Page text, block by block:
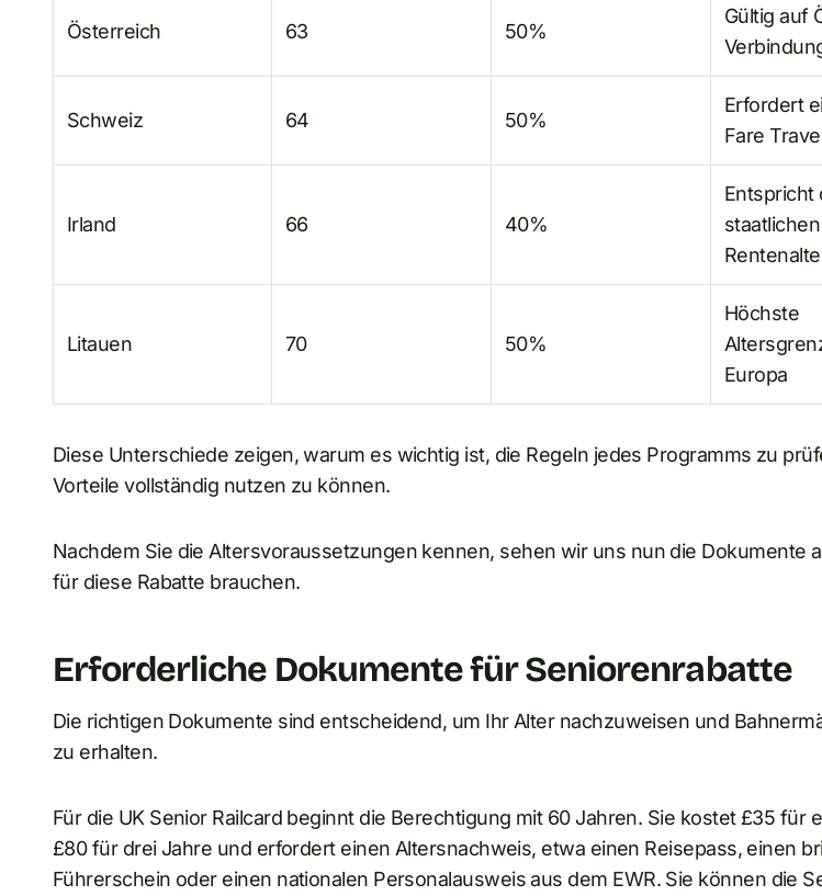
Österreich 63 50%
Gültig auf
Schweiz 64 50%
Erfordert
Fare
Irland 66 40%
Entspricht
staatlichen
Litauen 70 50%
Höchste
Europa
Diese Unterschiede zeigen, warum es wichtig ist, die Regeln jedes Programms zu
Vorteile vollständig nutzen zu können.
Nachdem Sie die Altersvoraussetzungen kennen, sehen wir uns nun die Dokumente
für diese Rabatte brauchen.
Erforderliche Dokumente für Seniorenrabatte
Die richtigen Dokumente sind entscheidend, um Ihr Alter nachzuweisen und
zu erhalten.
Für die UK Senior Railcard beginnt die Berechtigung mit 60 Jahren. Sie kostet £35 für
£80 für drei Jahre und erfordert einen Altersnachweis, etwa einen Reisepass, einen
Führerschein oder einen nationalen Personalausweis aus dem EWR. Sie können die